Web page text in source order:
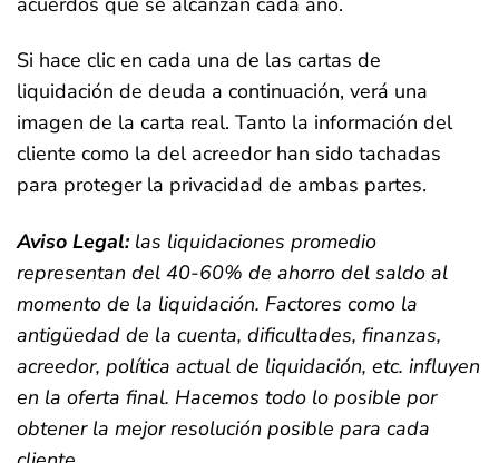
Si hace clic en cada una de las cartas de
liquidación de deuda a continuación, verá una
imagen de la carta real. Tanto la información del
cliente como la del acreedor han sido tachadas
para proteger la privacidad de ambas partes.
Aviso Legal:las liquidaciones promedio
representan del 40-60% de ahorro del saldo al
momento de la liquidación. Factores como la
antigüedad de la cuenta, dificultades, finanzas,
acreedor, política actual de liquidación, etc. influyen
en la oferta final. Hacemos todo lo posible por
obtener la mejor resolución posible para cada